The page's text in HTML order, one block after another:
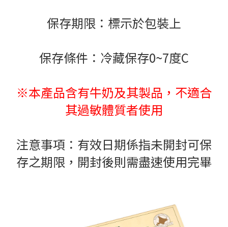
保存期限：標示於包裝上
保存條件：冷藏保存0~7度C
※本產品含有牛奶及其製品，不適合
其過敏體質者使用
注意事項：有效日期係指未開封可保
存之期限，開封後則需盡速使用完畢